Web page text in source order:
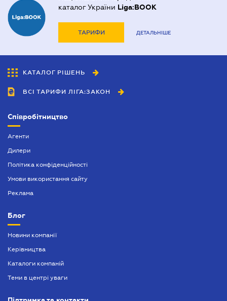
каталог України Liga:BOOK
ТАРИФИ ДЕТАЛЬНІШЕ
КАТАЛОГ РІШЕНЬ
ВСІ ТАРИФИ ЛІГА:ЗАКОН
Співробітництво
Агенти
Дилери
Політика конфіденційності
Умови використання сайту
Реклама
Блог
Новини компанії
Керівництва
Каталоги компаній
Теми в центрі уваги